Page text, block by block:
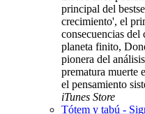
principal del
crecimiento', el
consecuencias
planeta finito,
pionera del
prematura muerte
el pensamiento
iTunes Store
Tótem y tabú -